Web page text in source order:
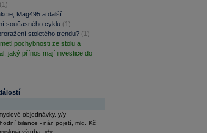
(1)
Mag495 a další
současného cyklu (1)
stoletého trendu? (1)
pochybnosti ze stolu a
jaký přínos mají investice do
objednávky, y/y
bilance - nár. pojetí, mld. Kč
výroba, y/y